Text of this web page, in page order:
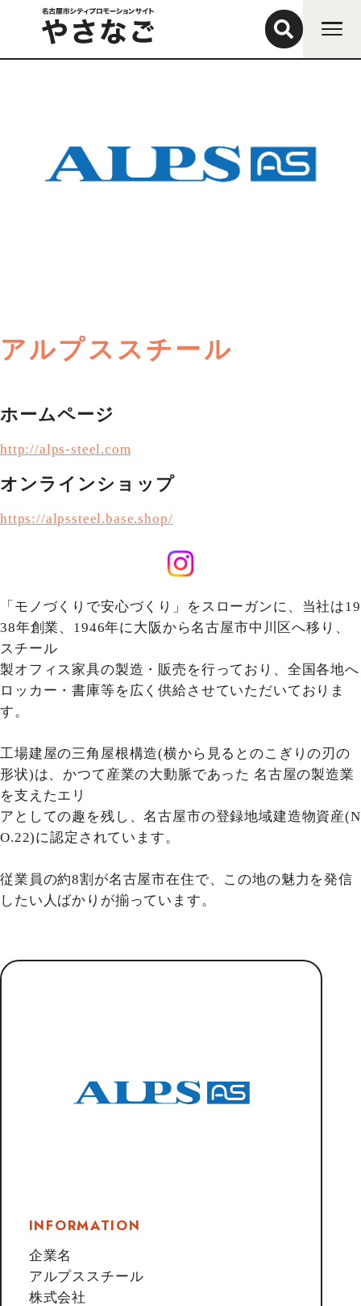
アルプススチール
ホームページ
http://alps-steel.com
オンラインショップ
https://alpssteel.base.shop/
「モノづくりで安心づくり」をスローガンに、当社は19
38年創業、1946年に大阪から名古屋市中川区へ移り、
スチール
製オフィス家具の製造・販売を行っており、全国各地へ
ロッカー・書庫等を広く供給させていただいておりま
す。
工場建屋の三角屋根構造(横から見るとのこぎりの刃の
形状)は、かつて産業の大動脈であった 名古屋の製造業
を支えたエリ
アとしての趣を残し、名古屋市の登録地域建造物資産(N
O.22)に認定されています。
従業員の約8割が名古屋市在住で、この地の魅力を発信
したい人ばかりが揃っています。
INFORMATION
企業名
アルプススチール
株式会社